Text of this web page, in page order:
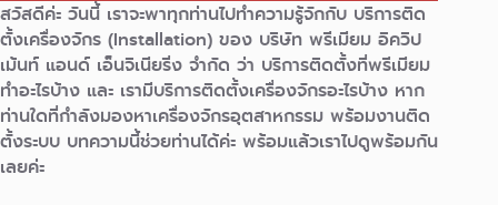
สวัสดีค่ะ วันนี้ เราจะพาทุกท่านไปทำความรู้จักกับ บริการติด
ตั้งเครื่องจักร (Installation) ของ บริษัท พรีเมียม อิควิป
เม้นท์ แอนด์ เอ็นจิเนียริ่ง จำกัด ว่า บริการติดตั้งที่พรีเมียม
ทำอะไรบ้าง และ เรามีบริการติดตั้งเครื่องจักรอะไรบ้าง หาก
ท่านใดที่กำลังมองหาเครื่องจักรอุตสาหกรรม พร้อมงานติด
ตั้งระบบ บทความนี้ช่วยท่านได้ค่ะ พร้อมแล้วเราไปดูพร้อมกัน
เลยค่ะ